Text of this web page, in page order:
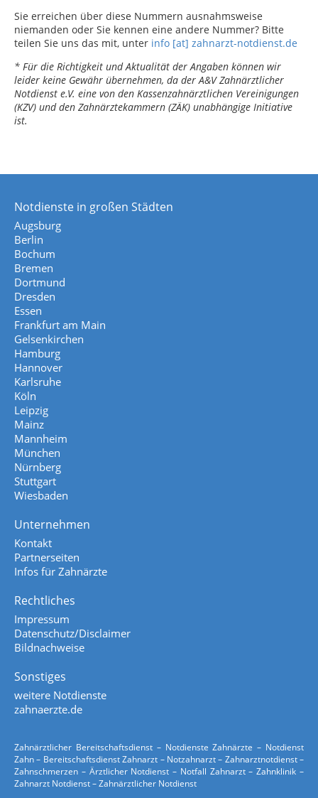
Sie erreichen über diese Nummern ausnahmsweise
niemanden oder Sie kennen eine andere Nummer? Bitte
teilen Sie uns das mit, unter info [at] zahnarzt-notdienst.de
* Für die Richtigkeit und Aktualität der Angaben können wir
leider keine Gewähr übernehmen, da der A&V Zahnärztlicher
Notdienst e.V. eine von den Kassenzahnärztlichen Vereinigungen
(KZV) und den Zahnärztekammern (ZÄK) unabhängige Initiative
ist.
Notdienste in großen Städten
Augsburg
Berlin
Bochum
Bremen
Dortmund
Dresden
Essen
Frankfurt am Main
Gelsenkirchen
Hamburg
Hannover
Karlsruhe
Köln
Leipzig
Mainz
Mannheim
München
Nürnberg
Stuttgart
Wiesbaden
Unternehmen
Kontakt
Partnerseiten
Infos für Zahnärzte
Rechtliches
Impressum
Datenschutz/Disclaimer
Bildnachweise
Sonstiges
weitere Notdienste
zahnaerzte.de
Zahnärztlicher Bereitschaftsdienst – Notdienste Zahnärzte – Notdienst
Zahn – Bereitschaftsdienst Zahnarzt – Notzahnarzt – Zahnarztnotdienst –
Zahnschmerzen – Ärztlicher Notdienst – Notfall Zahnarzt – Zahnklinik –
Zahnarzt Notdienst – Zahnärztlicher Notdienst